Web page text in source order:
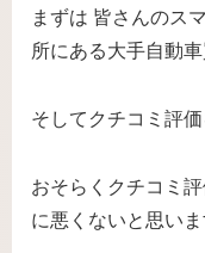
まずは 皆さんのス
所にある大手自動
そしてクチコミ評
おそらくクチコミ
に悪くないと思いま